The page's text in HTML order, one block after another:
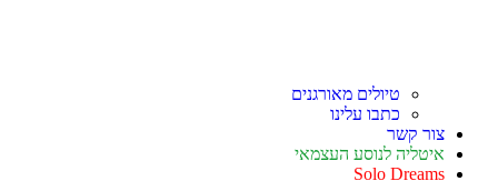
טיולים מאורגנים
כתבו עלינו
צור קשר
איטליה לנוסע העצמאי
Solo Dreams